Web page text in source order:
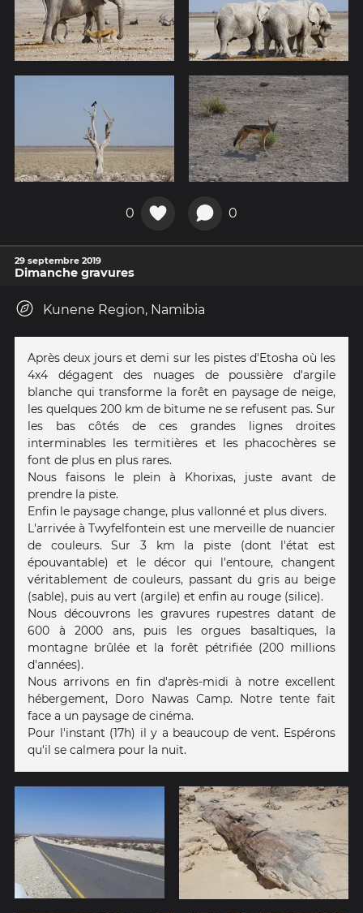
0 0
29 septembre 2019
Dimanche gravures
Kunene Region, Namibia
Après deux jours et demi sur les pistes d'Etosha où les
4x4 dégagent des nuages de poussière d'argile
blanche qui transforme la forêt en paysage de neige,
les quelques 200 km de bitume ne se refusent pas. Sur
les bas côtés de ces grandes lignes droites
interminables les termitières et les phacochères se
font de plus en plus rares.
Nous faisons le plein à Khorixas, juste avant de
prendre la piste.
Enfin le paysage change, plus vallonné et plus divers.
L'arrivée à Twyfelfontein est une merveille de nuancier
de couleurs. Sur 3 km la piste (dont l'état est
épouvantable) et le décor qui l'entoure, changent
véritablement de couleurs, passant du gris au beige
(sable), puis au vert (argile) et enfin au rouge (silice).
Nous découvrons les gravures rupestres datant de
600 à 2000 ans, puis les orgues basaltiques, la
montagne brûlée et la forêt pétrifiée (200 millions
d'années).
Nous arrivons en fin d'après-midi à notre excellent
hébergement, Doro Nawas Camp. Notre tente fait
face a un paysage de cinéma.
Pour l'instant (17h) il y a beaucoup de vent. Espérons
qu'il se calmera pour la nuit.